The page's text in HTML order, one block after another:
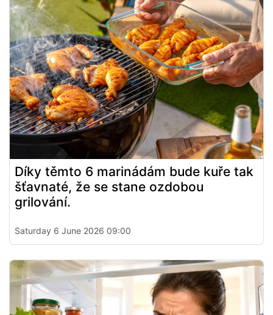
Díky těmto 6 marinádám bude kuře tak
šťavnaté, že se stane ozdobou
grilování.
Saturday 6 June 2026 09:00